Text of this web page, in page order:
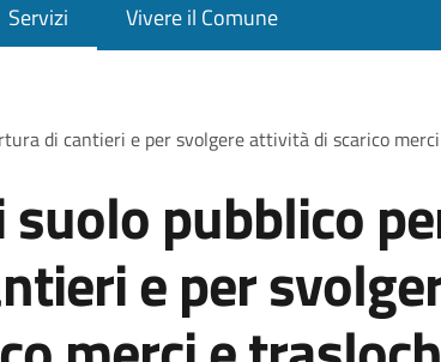
Servizi Vivere il Comune
di cantieri e per svolgere attività di scarico
suolo pubblico
e per